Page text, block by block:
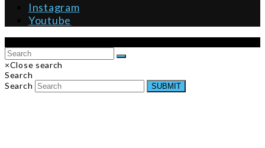
Instagram
Youtube
×Close search
Search
Search
SUBMIT